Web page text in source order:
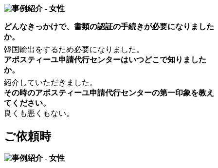
どんなきっかけで、書類の認証の手続きが必要になりました
か。
韓国輸出をするため必要になりました。
アポスティーユ申請代行センターはいつどこで知りました
か。
紹介していただきました。
その時のアポスティーユ申請代行センターの第一印象を教え
てください。
良くも悪くもない。
ご依頼時